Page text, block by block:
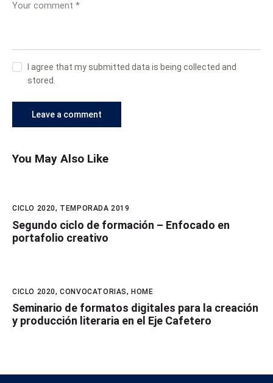
I agree that my submitted data is being collected and
stored.
You May Also Like
CICLO 2020, TEMPORADA 2019
Segundo ciclo de formación – Enfocado en
portafolio creativo
CICLO 2020,CONVOCATORIAS,HOME
Seminario de formatos digitales para la creación
y producción literaria en el Eje Cafetero